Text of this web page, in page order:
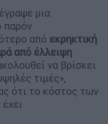
μια
παρόν
από εκρηκτική
από έλλειψη
να βρίσκει
τιμές»,
ότι το κόστος των